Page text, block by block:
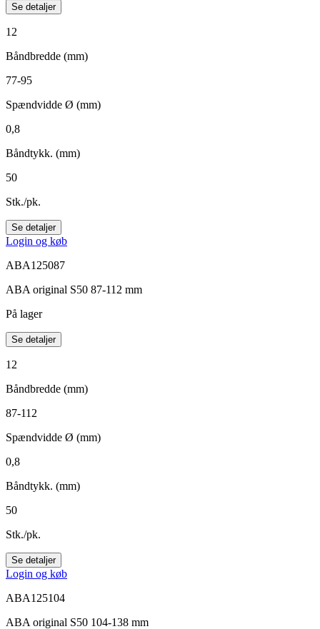
Se detaljer
12
Båndbredde (mm)
77-95
Spændvidde Ø (mm)
0,8
Båndtykk. (mm)
50
Stk./pk.
Se detaljer
Login og køb
ABA125087
ABA original S50 87-112 mm
På lager
Se detaljer
12
Båndbredde (mm)
87-112
Spændvidde Ø (mm)
0,8
Båndtykk. (mm)
50
Stk./pk.
Se detaljer
Login og køb
ABA125104
ABA original S50 104-138 mm